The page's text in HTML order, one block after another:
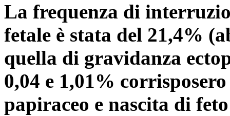
La frequenza di
fetale è stata del 21,4%
quella di gravidanza
0,04 e 1,01%
papiraceo e nascita di